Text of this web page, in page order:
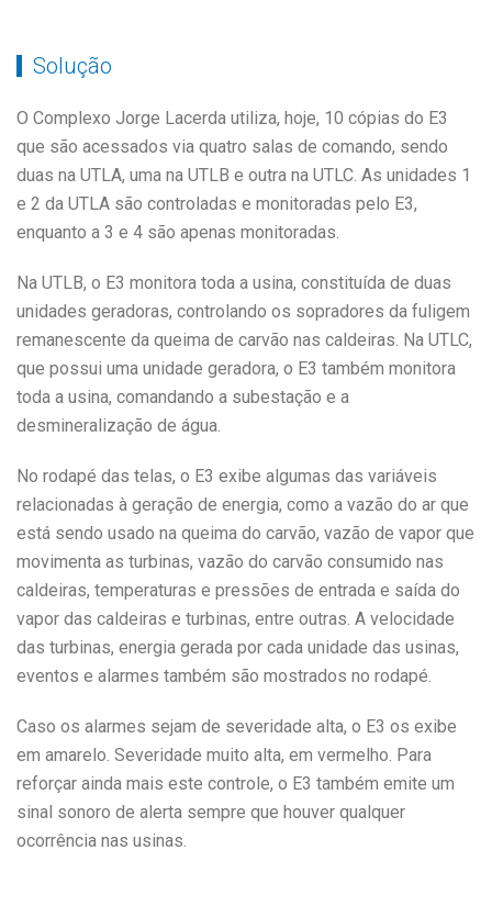
Solução
O Complexo Jorge Lacerda utiliza, hoje, 10 cópias do E3
que são acessados via quatro salas de comando, sendo
duas na UTLA, uma na UTLB e outra na UTLC. As unidades 1
e 2 da UTLA são controladas e monitoradas pelo E3,
enquanto a 3 e 4 são apenas monitoradas.
Na UTLB, o E3 monitora toda a usina, constituída de duas
unidades geradoras, controlando os sopradores da fuligem
remanescente da queima de carvão nas caldeiras. Na UTLC,
que possui uma unidade geradora, o E3 também monitora
toda a usina, comandando a subestação e a
desmineralização de água.
No rodapé das telas, o E3 exibe algumas das variáveis
relacionadas à geração de energia, como a vazão do ar que
está sendo usado na queima do carvão, vazão de vapor que
movimenta as turbinas, vazão do carvão consumido nas
caldeiras, temperaturas e pressões de entrada e saída do
vapor das caldeiras e turbinas, entre outras. A velocidade
das turbinas, energia gerada por cada unidade das usinas,
eventos e alarmes também são mostrados no rodapé.
Caso os alarmes sejam de severidade alta, o E3 os exibe
em amarelo. Severidade muito alta, em vermelho. Para
reforçar ainda mais este controle, o E3 também emite um
sinal sonoro de alerta sempre que houver qualquer
ocorrência nas usinas.